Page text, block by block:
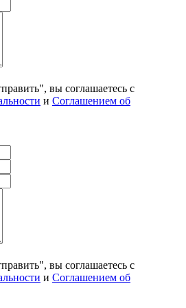
вы соглашаетесь с
и Соглашением об
вы соглашаетесь с
и Соглашением об